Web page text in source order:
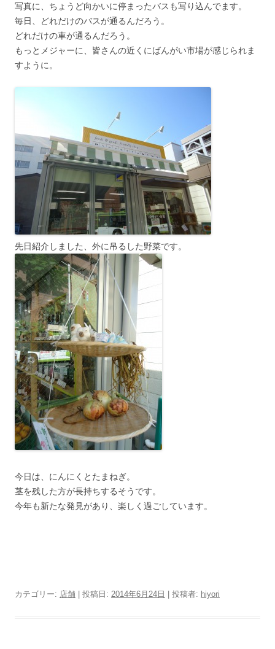
写真に、ちょうど向かいに停まったバスも写り込んでます。
毎日、どれだけのバスが通るんだろう。
どれだけの車が通るんだろう。
もっとメジャーに、皆さんの近くにばんがい市場が感じられま
すように。
先日紹介しました、外に吊るした野菜です。
今日は、にんにくとたまねぎ。
茎を残した方が長持ちするそうです。
今年も新たな発見があり、楽しく過ごしています。
カテゴリー: 店舗 | 投稿日: 2014年6月24日 投稿者: hiyori